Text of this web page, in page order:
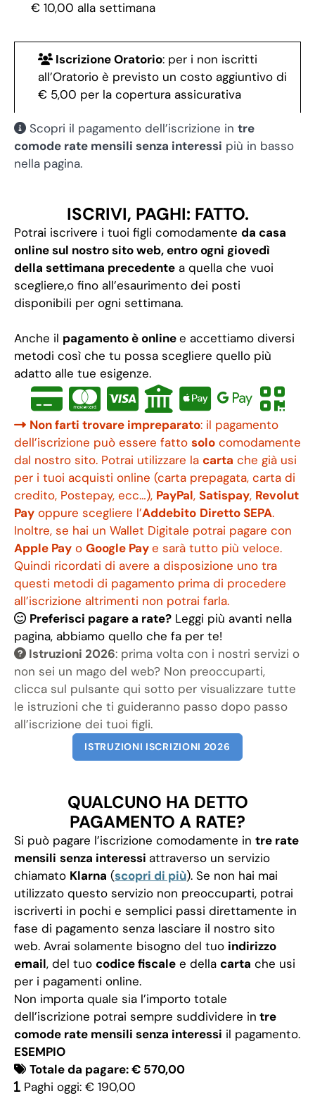
€ 10,00 alla settimana
Iscrizione Oratorio: per i non iscritti
all’Oratorio è previsto un costo aggiuntivo di
€ 5,00 per la copertura assicurativa
Scopri il pagamento dell’iscrizione in tre
comode rate mensili senza interessi più in basso
nella pagina.
ISCRIVI, PAGHI: FATTO.
Potrai iscrivere i tuoi figli comodamente da casa
online sul nostro sito web, entro ogni giovedì
della settimana precedente a quella che vuoi
scegliere,o fino all’esaurimento dei posti
disponibili per ogni settimana.
Anche il pagamento è onlinee accettiamo diversi
metodi così che tu possa scegliere quello più
adatto alle tue esigenze.
Non farti trovare impreparato: il pagamento
dell’iscrizione può essere fatto solo comodamente
dal nostro sito. Potrai utilizzare la carta che già usi
per i tuoi acquisti online (carta prepagata, carta di
credito, Postepay, ecc…), PayPal, Satispay, Revolut
Pay oppure scegliere l’Addebito Diretto SEPA.
Inoltre, se hai un Wallet Digitale potrai pagare con
Apple Pay o Google Paye sarà tutto più veloce.
Quindi ricordati di avere a disposizione uno tra
questi metodi di pagamento prima di procedere
all’iscrizione altrimenti non potrai farla.
Preferisci pagare a rate? Leggi più avanti nella
pagina, abbiamo quello che fa per te!
Istruzioni 2026: prima volta con i nostri servizi o
non sei un mago del web? Non preoccuparti,
clicca sul pulsante qui sotto per visualizzare tutte
le istruzioni che ti guideranno passo dopo passo
all’iscrizione dei tuoi figli.
ISTRUZIONI ISCRIZIONI 2026
QUALCUNO HA DETTO
PAGAMENTO A RATE?
Si può pagare l’iscrizione comodamente in tre rate
mensili senza interessi attraverso un servizio
chiamato Klarna (scopri di più). Se non hai mai
utilizzato questo servizio non preoccuparti, potrai
iscriverti in pochi e semplici passi direttamente in
fase di pagamento senza lasciare il nostro sito
web. Avrai solamente bisogno del tuo indirizzo
email, del tuo codice fiscale e della carta che usi
per i pagamenti online.
Non importa quale sia l’importo totale
dell’iscrizione potrai sempre suddividere in tre
comode rate mensili senza interessi il pagamento.
ESEMPIO
Totale da pagare: € 570,00
Paghi oggi: € 190,00